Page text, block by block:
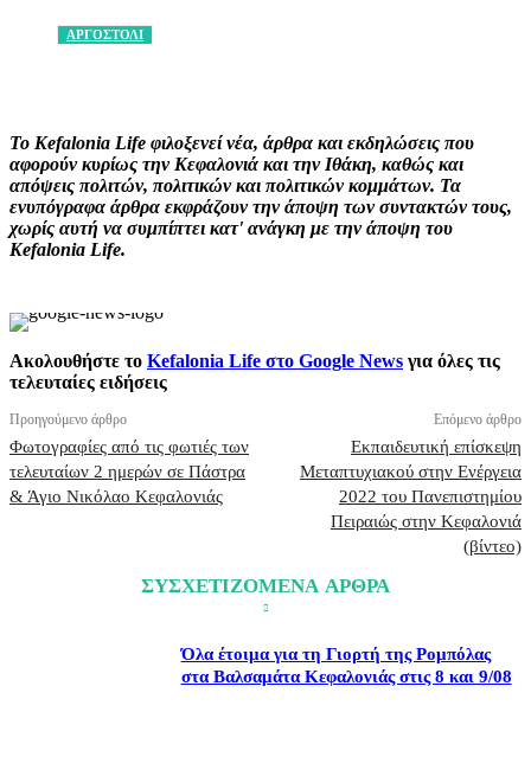
ΑΡΓΟΣΤΟΛΙ
Το Kefalonia Life φιλοξενεί νέα, άρθρα και εκδηλώσεις που
αφορούν κυρίως την Κεφαλονιά και την Ιθάκη, καθώς και
απόψεις πολιτών, πολιτικών και πολιτικών κομμάτων. Τα
ενυπόγραφα άρθρα εκφράζουν την άποψη των συντακτών τους,
χωρίς αυτή να συμπίπτει κατ' ανάγκη με την άποψη του
Kefalonia Life.
Ακολουθήστε το Kefalonia Life στο Google News για όλες τις
τελευταίες ειδήσεις
Προηγούμενο άρθρο
Φωτογραφίες από τις φωτιές των
τελευταίων 2 ημερών σε Πάστρα
& Άγιο Νικόλαο Κεφαλονιάς
Επόμενο άρθρο
Εκπαιδευτική επίσκεψη
Μεταπτυχιακού στην Ενέργεια
2022 του Πανεπιστημίου
Πειραιώς στην Κεφαλονιά
(βίντεο)
ΣΥΣΧΕΤΙΖΟΜΕΝΑ ΑΡΘΡΑ
Όλα έτοιμα για τη Γιορτή της Ρομπόλας
στα Βαλσαμάτα Κεφαλονιάς στις 8 και 9/08